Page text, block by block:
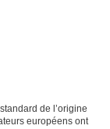
de l’origine
européens ont